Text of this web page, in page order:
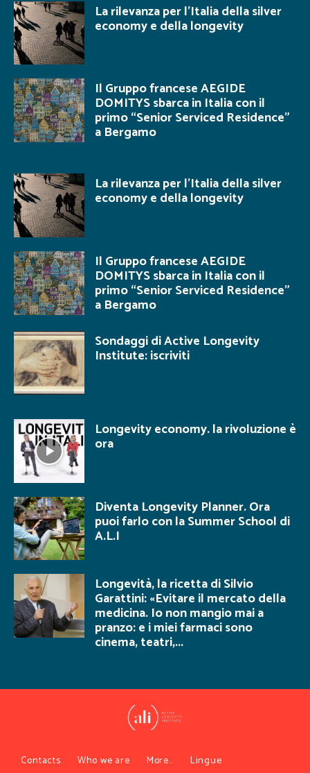
La rilevanza per l’Italia della silver
economy e della longevity
Il Gruppo francese AEGIDE
DOMITYS sbarca in Italia con il
primo “Senior Serviced Residence”
a Bergamo
La rilevanza per l’Italia della silver
economy e della longevity
Il Gruppo francese AEGIDE
DOMITYS sbarca in Italia con il
primo “Senior Serviced Residence”
a Bergamo
Sondaggi di Active Longevity
Institute: iscriviti
Longevity economy. la rivoluzione è
ora
Diventa Longevity Planner. Ora
puoi farlo con la Summer School di
A.L.I
Longevità, la ricetta di Silvio
Garattini: «Evitare il mercato della
medicina. Io non mangio mai a
pranzo: e i miei farmaci sono
cinema, teatri,...
Contacts Who we are More… Lingue